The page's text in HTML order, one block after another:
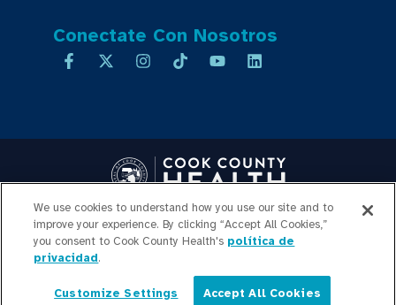
Conectate Con Nosotros
Copyright © 2026 Cook County Health. All Rights Reserved.
INICIO DE SESIÓN DE
EMPLEADOS
TRANSPARENCIA DE
PRECIOS
MAPA DEL SITIO Español
We use cookies to understand how you use our site and to
improve your experience. By clicking “Accept All Cookies,”
you consent to Cook County Health's política de
privacidad.
Customize Settings Accept All Cookies